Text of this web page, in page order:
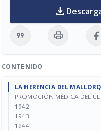
download
format_quote print
CONTENIDO
LA HERENCIA DEL
PROMOCIÓN MÉDICA DEL
1942
1943
1944